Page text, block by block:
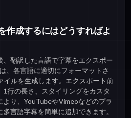
作成するにはどうすればよ
、翻訳した言語で字幕をエクスポー
、各言語に適切にフォーマットさ
イルを生成します。エクスポート前
1行の長さ、スタイリングをカスタ
より、YouTubeやVimeoなどのプラ
言語字幕を簡単に追加できます。